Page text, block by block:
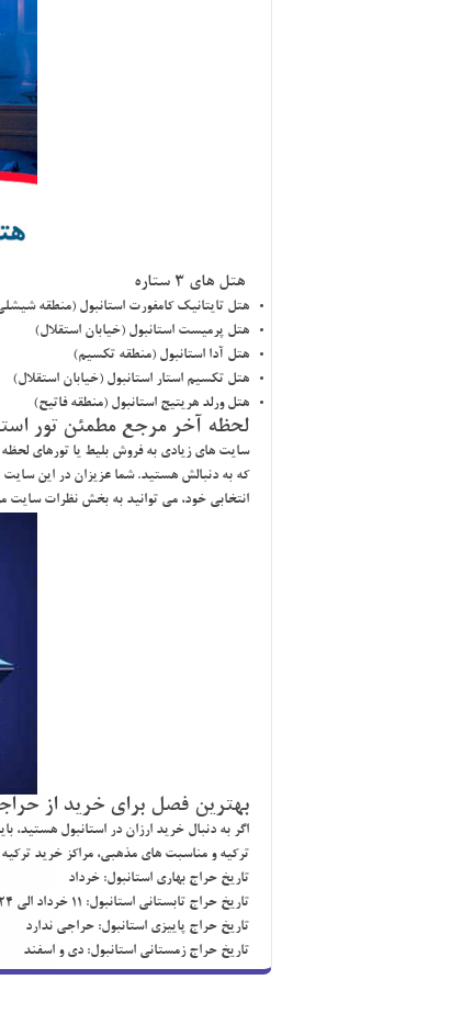
هتل هاي 3 ستاره
هتل تايتانيك كامفورت استانبول (منطقه
هتل پرميست استانبول (خيابان استقلال)
هتل آدا استانبول (منطقه تكسيم)
هتل تكسيم استار استانبول (خيابان استقلال)
هتل ورلد هريتيج استانبول (منطقه فاتيح)
لحظه آخر مرجع مطمئن تور
سايت هاي زيادي به فروش بليط يا تورهاي
كه به دنبالش هستيد. شما عزيزان در اين سايت
انتخابي خود، مي توانيد به بخش نظرات سايت
بهترين فصل براي خريد از
اگر به دنبال خريد ارزان در استانبول
تركيه و مناسبت هاي مذهبي، مراكز خريد
تاريخ حراج بهاري استانبول: خرداد
تاريخ حراج تابستاني استانبول: 11 خرداد الي 24 تير
تاريخ حراج پاييزي استانبول: حراجي ندارد
تاريخ حراج زمستاني استانبول: دي و اسفند